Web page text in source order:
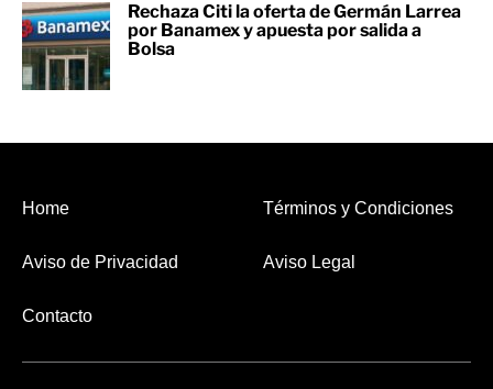
Rechaza Citi la oferta de Germán Larrea
por Banamex y apuesta por salida a
Bolsa
Home Términos y Condiciones
Aviso de Privacidad Aviso Legal
Contacto